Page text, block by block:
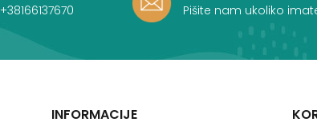
+38166137670 Pišite nam ukoliko
INFORMACIJE